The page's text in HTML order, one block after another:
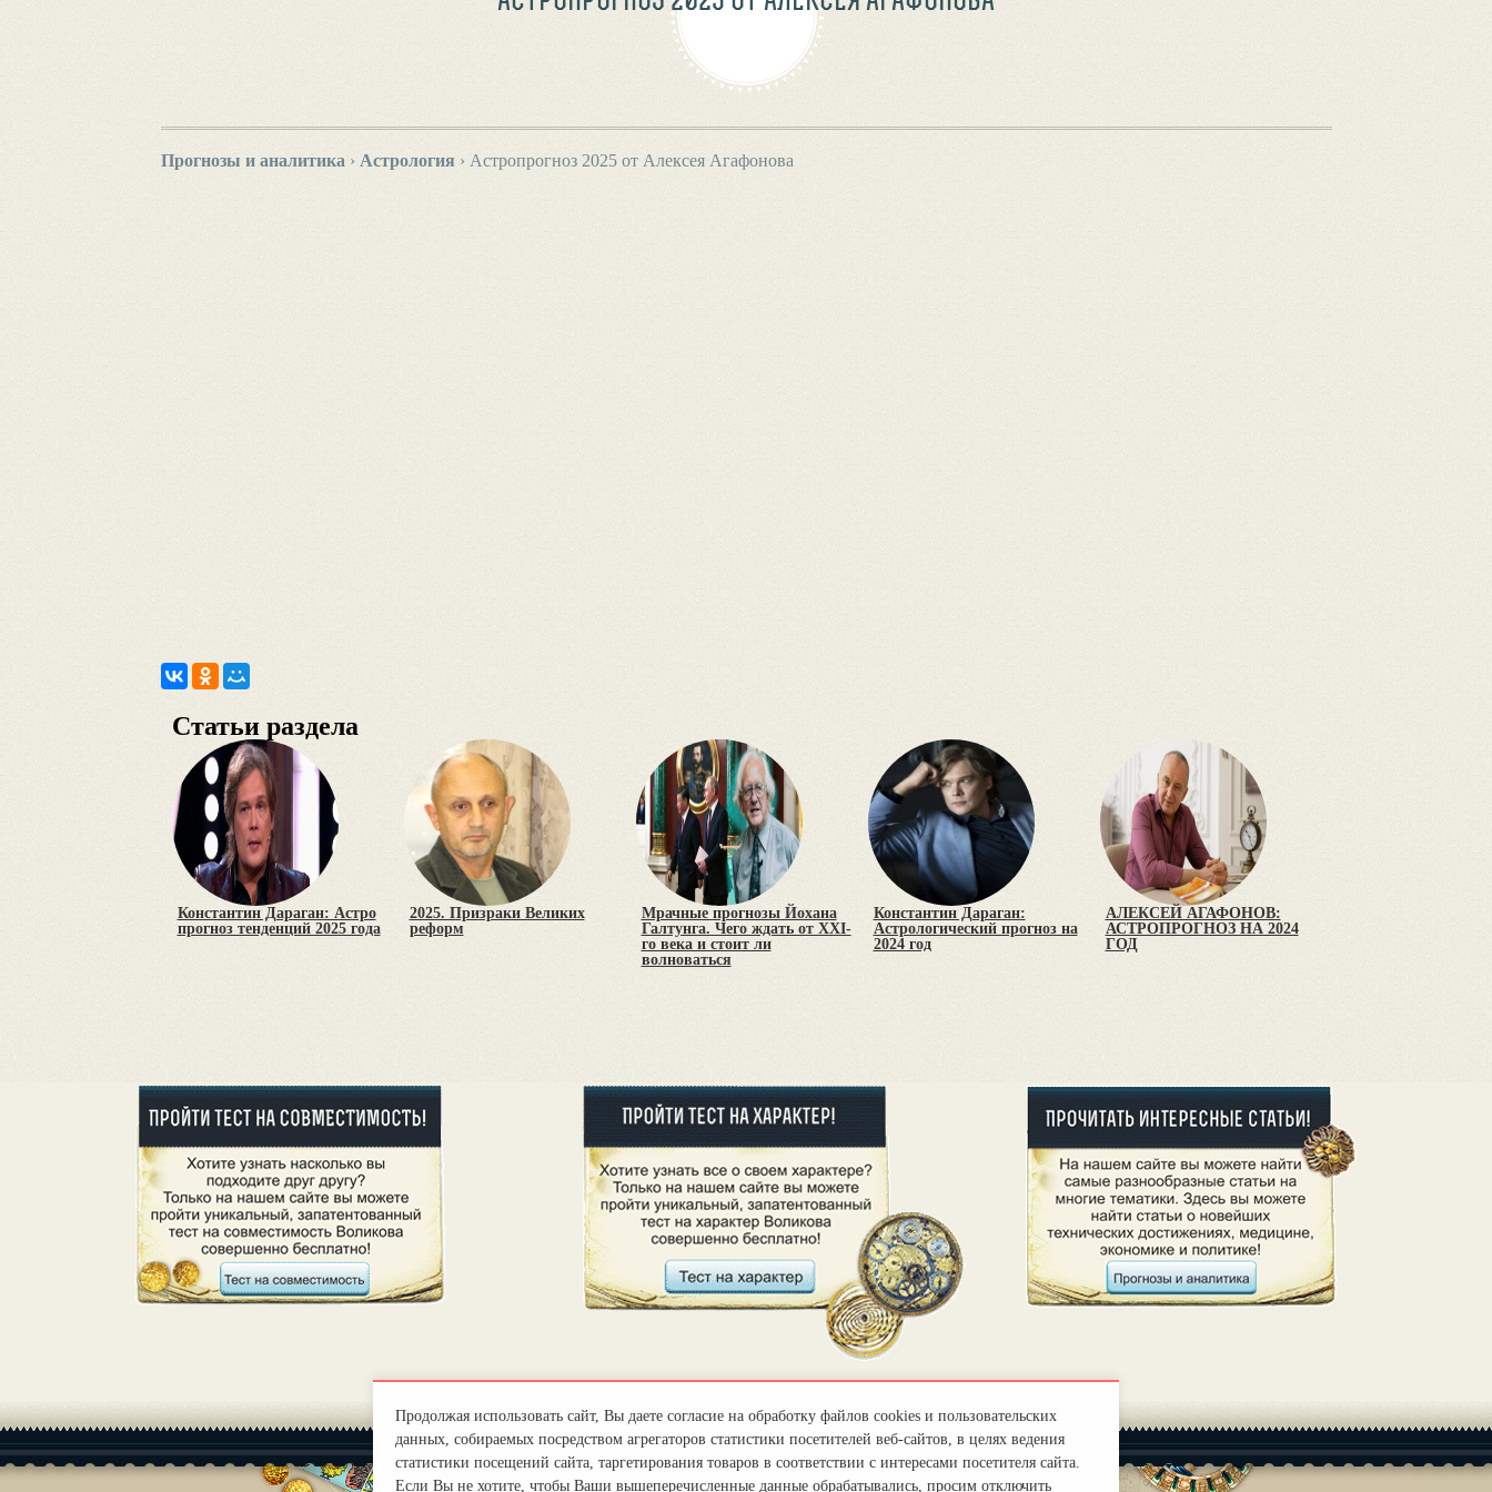
Прогнозы и аналитика › Астрология › Астропрогноз 2025 от Алексея Агафонова
Статьи раздела
Константин Дараган: Астро
прогноз тенденций 2025 года
2025. Призраки Великих
реформ
Мрачные прогнозы Йохана
Галтунга. Чего ждать от XXI-
го века и стоит ли
волноваться
Константин Дараган:
Астрологический прогноз на
2024 год
АЛЕКСЕЙ АГАФОНОВ:
АСТРОПРОГНОЗ НА 2024
ГОД
Продолжая использовать сайт, Вы даете согласие на обработку файлов cookies и пользовательских
данных, собираемых посредством агрегаторов статистики посетителей веб-сайтов, в целях ведения
статистики посещений сайта, таргетирования товаров в соответствии с интересами посетителя сайта.
Если Вы не хотите, чтобы Ваши вышеперечисленные данные обрабатывались, просим отключить